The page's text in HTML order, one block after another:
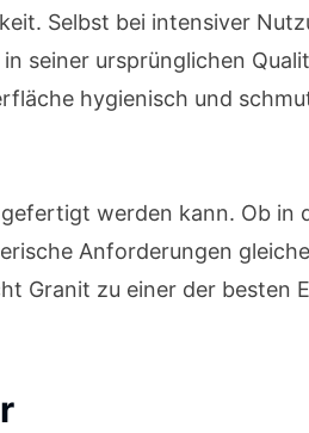
Selbst bei intensiver
seiner ursprünglichen
hygienisch und
werden kann. Ob in
Anforderungen
Granit zu einer der besten